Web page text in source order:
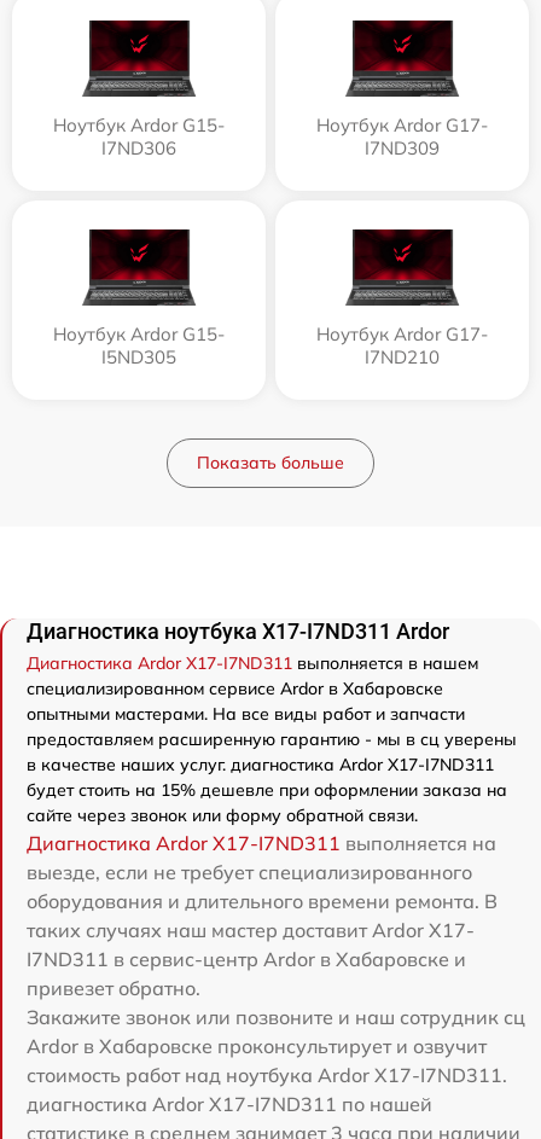
Ноутбук Ardor G15-
I7ND306
Ноутбук Ardor G17-
I7ND309
Ноутбук Ardor G15-
I5ND305
Ноутбук Ardor G17-
I7ND210
Показать больше
Диагностика ноутбука X17-I7ND311 Ardor
Диагностика Ardor X17-I7ND311 выполняется в нашем
специализированном сервисе Ardor в Хабаровске
опытными мастерами. На все виды работ и запчасти
предоставляем расширенную гарантию - мы в сц уверены
в качестве наших услуг. диагностика Ardor X17-I7ND311
будет стоить на 15% дешевле при оформлении заказа на
сайте через звонок или форму обратной связи.
Диагностика Ardor X17-I7ND311 выполняется на
выезде, если не требует специализированного
оборудования и длительного времени ремонта. В
таких случаях наш мастер доставит Ardor X17-
I7ND311 в сервис-центр Ardor в Хабаровске и
привезет обратно.
Закажите звонок или позвоните и наш сотрудник сц
Ardor в Хабаровске проконсультирует и озвучит
стоимость работ над ноутбука Ardor X17-I7ND311.
диагностика Ardor X17-I7ND311 по нашей
статистике в среднем занимает 3 часа при наличии